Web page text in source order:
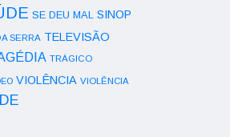
SE DEU MAL SINOP
SERRA TELEVISÃO
TRÁGICO
VIOLÊNCIA VIOLÊNCIA